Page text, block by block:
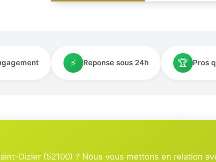
⚡ Reponse sous 24h 🏆 Pros
Dizier (52100) ? Nous vous mettons en relation